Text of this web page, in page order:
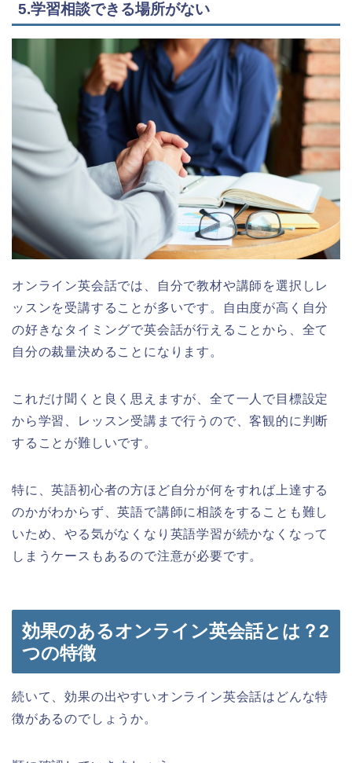
5.学習相談できる場所がない
オンライン英会話では、自分で教材や講師を選択しレ
ッスンを受講することが多いです。自由度が高く自分
の好きなタイミングで英会話が行えることから、全て
自分の裁量決めることになります。
これだけ聞くと良く思えますが、全て一人で目標設定
から学習、レッスン受講まで行うので、客観的に判断
することが難しいです。
特に、英語初心者の方ほど自分が何をすれば上達する
のかがわからず、英語で講師に相談をすることも難し
いため、やる気がなくなり英語学習が続かなくなって
しまうケースもあるので注意が必要です。
効果のあるオンライン英会話とは？2
つの特徴
続いて、効果の出やすいオンライン英会話はどんな特
徴があるのでしょうか。